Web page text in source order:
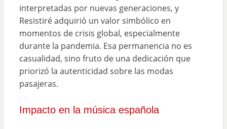
interpretadas por nuevas generaciones, y
Resistiré adquirió un valor simbólico en
momentos de crisis global, especialmente
durante la pandemia. Esa permanencia no es
casualidad, sino fruto de una dedicación que
priorizó la autenticidad sobre las modas
pasajeras.
Impacto en la música española